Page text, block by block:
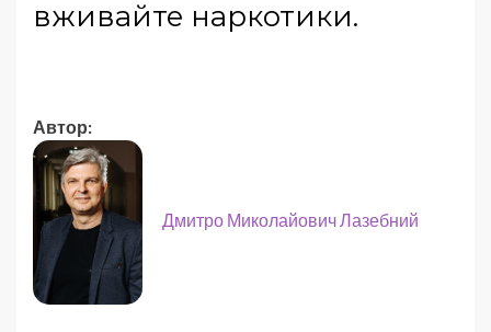
вживайте наркотики.
Автор:
Дмитро Миколайович Лазебний